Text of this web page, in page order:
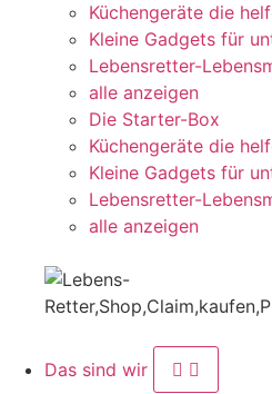
Küchengeräte die
Kleine Gadgets für
Lebensretter-
alle anzeigen
Die Starter-Box
Küchengeräte die
Kleine Gadgets für
Lebensretter-
alle anzeigen
Das sind wir